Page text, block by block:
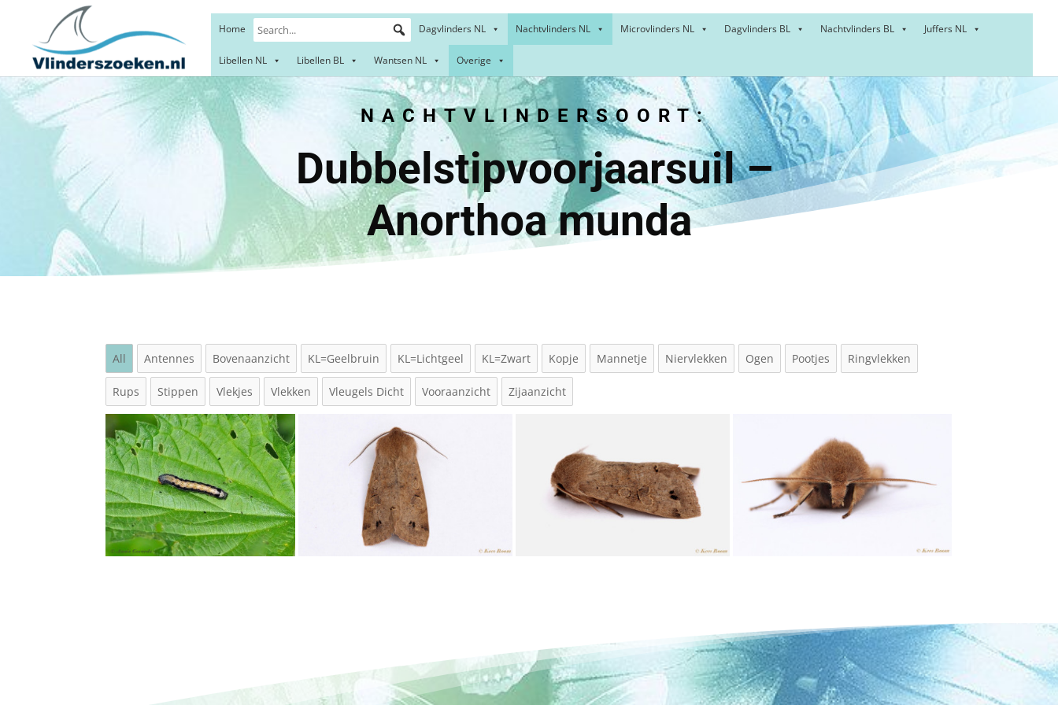
Home Dagvlinders NL Nachtvlinders NL Microvlinders NL Dagvlinders BL Nachtvlinders BL Juffers NL
Libellen NL Libellen BL Wantsen NL Overige
NACHTVLINDERSOORT:
Dubbelstipvoorjaarsuil –
Anorthoa munda
All Antennes Bovenaanzicht KL=Geelbruin KL=Lichtgeel KL=Zwart Kopje Mannetje Niervlekken Ogen Pootjes Ringvlekken
Rups Stippen Vlekjes Vlekken Vleugels Dicht Vooraanzicht Zijaanzicht